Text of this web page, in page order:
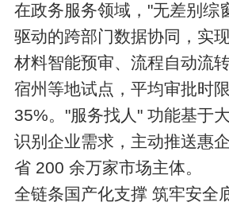
在政务服务领域，"无差别综
驱动的跨部门数据协同，实
材料智能预审、流程自动流
宿州等地试点，平均审批时
35%。"服务找人" 功能基于
识别企业需求，主动推送惠
省 200 余万家市场主体。
全链条国产化支撑 筑牢安全